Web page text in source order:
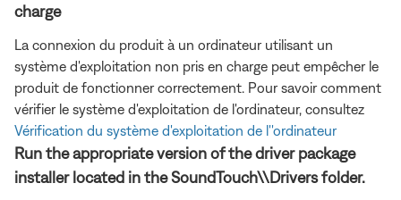
charge
La connexion du produit à un ordinateur utilisant un
système d'exploitation non pris en charge peut empêcher le
produit de fonctionner correctement. Pour savoir comment
vérifier le système d'exploitation de l'ordinateur, consultez
Vérification du système d'exploitation de l''ordinateur
Run the appropriate version of the driver package
installer located in the SoundTouch\\Drivers folder.